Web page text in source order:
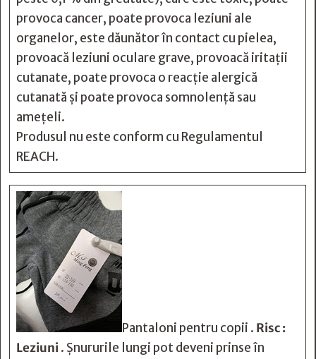
provoca cancer, poate provoca leziuni ale
organelor, este dăunător în contact cu pielea,
provoacă leziuni oculare grave, provoacă iritații
cutanate, poate provoca o reacție alergică
cutanată și poate provoca somnolență sau
amețeli.
Produsul nu este conform cu Regulamentul
REACH.
Pantaloni pentru copii . Risc :
Leziuni. Șnururile lungi pot deveni prinse în